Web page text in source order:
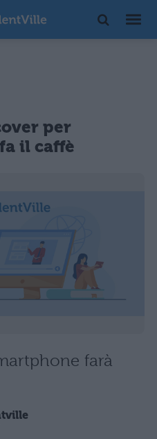
per
il caffè
farà